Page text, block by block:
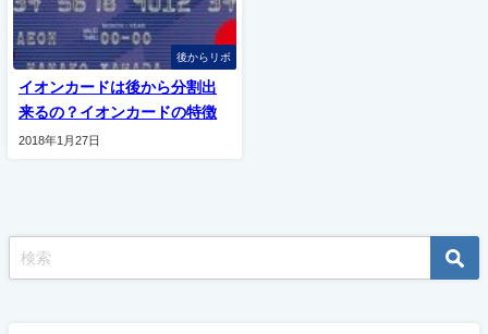
後からリボ
イオンカードは後から分割出
来るの？イオンカードの特徴
2018年1月27日